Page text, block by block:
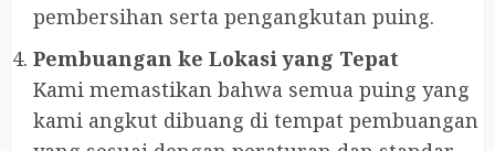
pembersihan serta pengangkutan puing.
Pembuangan ke Lokasi yang Tepat
Kami memastikan bahwa semua puing yang
kami angkut dibuang di tempat pembuangan